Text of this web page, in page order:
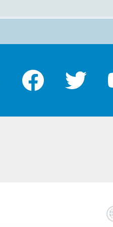
e relaxante que
no PC?
para PC continuam